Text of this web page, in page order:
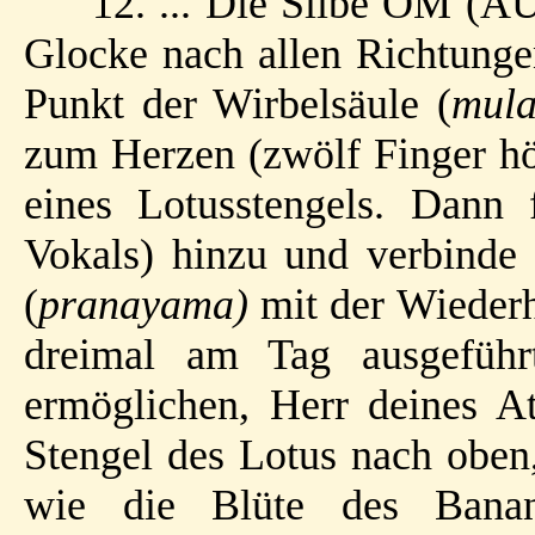
Glocke nach allen
Punkt der Wirbelsäule (
zum Herzen (zwölf Finger
eines Lotusstengels.
Vokals) hinzu und
(pranayama) mit der
dreimal am Tag
ermöglichen, Herr deines
Stengel des Lotus nach
wie die Blüte des